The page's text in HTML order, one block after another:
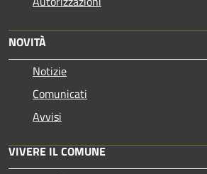
NOVITÀ
Notizie
Comunicati
Avvisi
VIVERE IL COMUNE